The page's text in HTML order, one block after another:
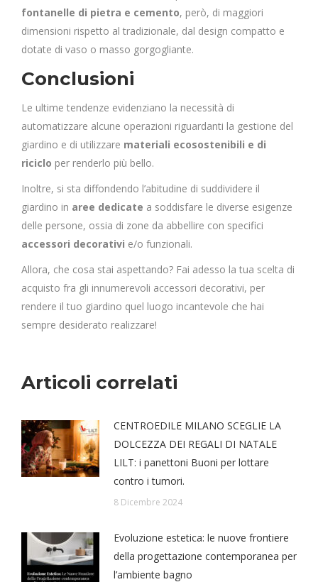
fontanelle di pietra e cemento, però, di maggiori
dimensioni rispetto al tradizionale, dal design compatto e
dotate di vaso o masso gorgogliante.
Conclusioni
Le ultime tendenze evidenziano la necessità di
automatizzare alcune operazioni riguardanti la gestione del
giardino e di utilizzare materiali ecosostenibili e di
riciclo per renderlo più bello.
Inoltre, si sta diffondendo l’abitudine di suddividere il
giardino in aree dedicate a soddisfare le diverse esigenze
delle persone, ossia di zone da abbellire con specifici
accessori decorativi e/o funzionali.
Allora, che cosa stai aspettando? Fai adesso la tua scelta di
acquisto fra gli innumerevoli accessori decorativi, per
rendere il tuo giardino quel luogo incantevole che hai
sempre desiderato realizzare!
Articoli correlati
CENTROEDILE MILANO SCEGLIE LA
DOLCEZZA DEI REGALI DI NATALE
LILT: i panettoni Buoni per lottare
contro i tumori.
8 Dicembre 2024
Evoluzione estetica: le nuove frontiere
della progettazione contemporanea per
l’ambiente bagno